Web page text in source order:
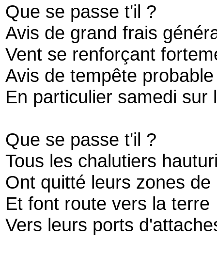
Que se passe t'il ?
Avis de grand frais
Vent se renforçant
Avis de tempête
En particulier samedi sur
Que se passe t'il ?
Tous les chalutiers
Ont quitté leurs zones de
Et font route vers la terre
Vers leurs ports